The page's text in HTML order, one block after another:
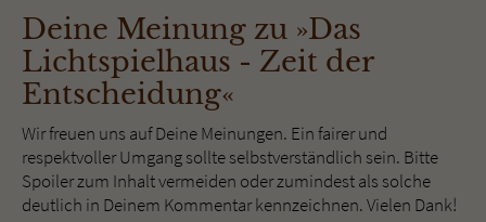
Deine Meinung zu »Das
Lichtspielhaus - Zeit der
Entscheidung«
Wir freuen uns auf Deine Meinungen. Ein fairer und
respektvoller Umgang sollte selbstverständlich sein. Bitte
Spoiler zum Inhalt vermeiden oder zumindest als solche
deutlich in Deinem Kommentar kennzeichnen. Vielen Dank!